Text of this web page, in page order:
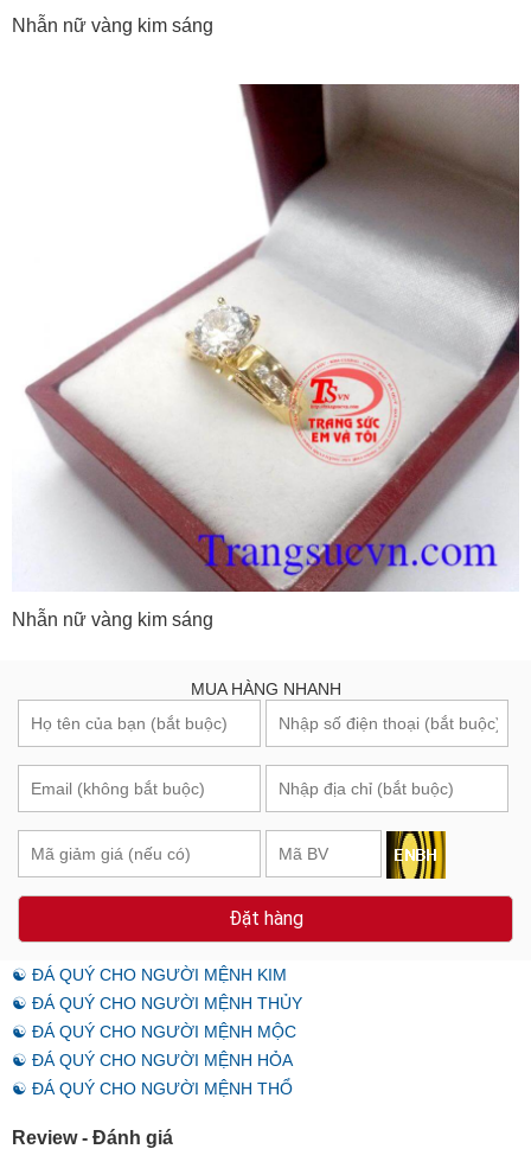
Nhẫn nữ vàng kim sáng
Nhẫn nữ vàng kim sáng
MUA HÀNG NHANH
Đặt hàng
☯ ĐÁ QUÝ CHO NGƯỜI MỆNH KIM
☯ ĐÁ QUÝ CHO NGƯỜI MỆNH THỦY
☯ ĐÁ QUÝ CHO NGƯỜI MỆNH MỘC
☯ ĐÁ QUÝ CHO NGƯỜI MỆNH HỎA
☯ ĐÁ QUÝ CHO NGƯỜI MỆNH THỔ
Review - Đánh giá